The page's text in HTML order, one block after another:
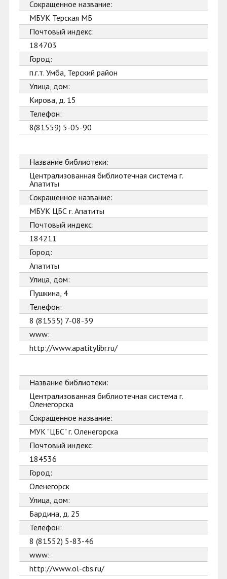
Сокращенное название:
МБУК Терская МБ
Почтовый индекс:
184703
Город:
п.г.т. Умба, Терский район
Улица, дом:
Кирова, д. 15
Телефон:
8(81559) 5-05-90
Название библиотеки:
Централизованная библиотечная система г.
Апатиты
Сокращенное название:
МБУК ЦБС г. Апатиты
Почтовый индекс:
184211
Город:
Апатиты
Улица, дом:
Пушкина, 4
Телефон:
8 (81555) 7-08-39
www:
http://www.apatitylibr.ru/
Название библиотеки:
Централизованная библиотечная система г.
Оленегорска
Сокращенное название:
МУК "ЦБС" г. Оленегорска
Почтовый индекс:
184536
Город:
Оленегорск
Улица, дом:
Бардина, д. 25
Телефон:
8 (81552) 5-83-46
www:
http://www.ol-cbs.ru/